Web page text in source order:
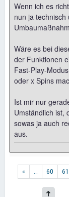
Wenn ich es
nun ja
Wäre es bei
der Funktionen
Fast-Play-
oder x Spins
Ist mir nur
Umständlich ist,
sowas ja auch
aus.
« 60 61